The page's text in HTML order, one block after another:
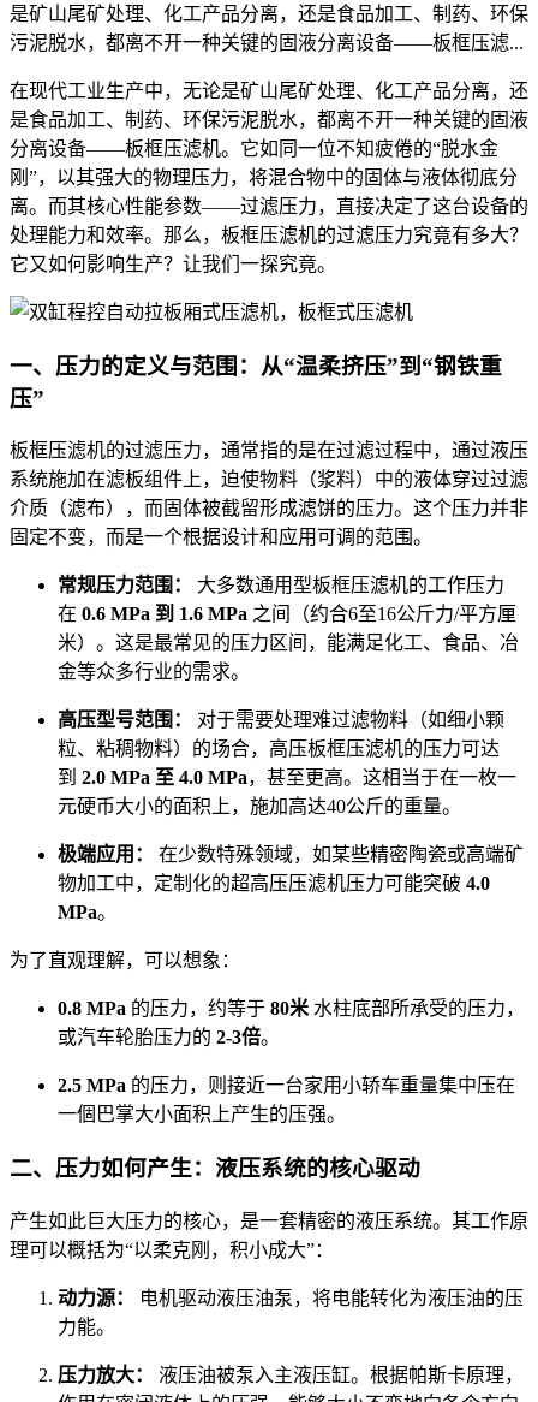
是矿山尾矿处理、化工产品分离，还是食品加工、制药、环保
污泥脱水，都离不开一种关键的固液分离设备——板框压滤...
在现代工业生产中，无论是矿山尾矿处理、化工产品分离，还
是食品加工、制药、环保污泥脱水，都离不开一种关键的固液
分离设备——板框压滤机。它如同一位不知疲倦的“脱水金
刚”，以其强大的物理压力，将混合物中的固体与液体彻底分
离。而其核心性能参数——过滤压力，直接决定了这台设备的
处理能力和效率。那么，板框压滤机的过滤压力究竟有多大？
它又如何影响生产？让我们一探究竟。
一、压力的定义与范围：从“温柔挤压”到“钢铁重
压”
板框压滤机的过滤压力，通常指的是在过滤过程中，通过液压
系统施加在滤板组件上，迫使物料（浆料）中的液体穿过过滤
介质（滤布），而固体被截留形成滤饼的压力。这个压力并非
固定不变，而是一个根据设计和应用可调的范围。
常规压力范围：
大多数通用型板框压滤机的工作压力
在 0.6 MPa 到 1.6 MPa 之间（约合6至16公斤力/平方厘
米）。这是最常见的压力区间，能满足化工、食品、冶
金等众多行业的需求。
高压型号范围：
对于需要处理难过滤物料（如细小颗
粒、粘稠物料）的场合，高压板框压滤机的压力可达
到 2.0 MPa 至 4.0 MPa，甚至更高。这相当于在一枚一
元硬币大小的面积上，施加高达40公斤的重量。
极端应用：
在少数特殊领域，如某些精密陶瓷或高端矿
物加工中，定制化的超高压压滤机压力可能突破 4.0
MPa。
为了直观理解，可以想象：
0.8 MPa 的压力，约等于 80米 水柱底部所承受的压力，
或汽车轮胎压力的 2-3倍。
2.5 MPa 的压力，则接近一台家用小轿车重量集中压在
一個巴掌大小面积上产生的压强。
二、压力如何产生：液压系统的核心驱动
产生如此巨大压力的核心，是一套精密的液压系统。其工作原
理可以概括为“以柔克刚，积小成大”：
动力源：
电机驱动液压油泵，将电能转化为液压油的压
力能。
压力放大：
液压油被泵入主液压缸。根据帕斯卡原理，